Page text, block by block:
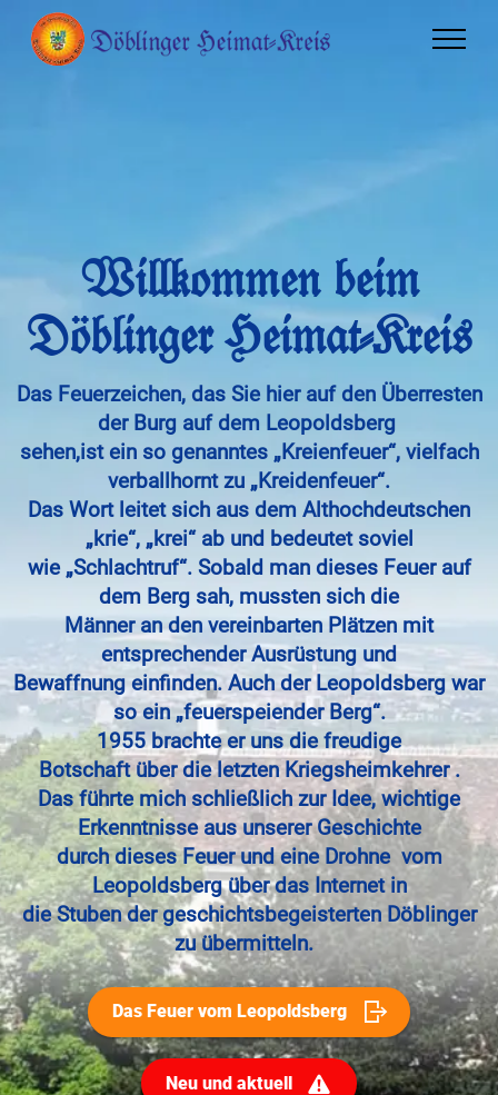
Willkommen beim
DöblingerHeimat-Kreis
Das Feuerzeichen, das Sie hier auf den Überresten
der Burg auf dem Leopoldsberg
sehen,ist ein so genanntes „Kreienfeuer“, vielfach
verballhornt zu „Kreidenfeuer“.
Das Wort leitet sich aus dem Althochdeutschen
„krie“, „krei“ ab und bedeutet soviel
wie „Schlachtruf“. Sobald man dieses Feuer auf
dem Berg sah, mussten sich die
Männer an den vereinbarten Plätzen mit
entsprechender Ausrüstung und
Bewaffnung einfinden. Auch der Leopoldsberg war
so ein „feuerspeiender Berg“.
1955 brachte er uns die freudige
Botschaftüberdie letzten Kriegsheimkehrer .
Das führte mich schließlich zur Idee, wichtige
Erkenntnisse aus unserer Geschichte
durch dieses Feuer und eine Drohne vom
Leopoldsberg über das Internet in
die Stuben der geschichtsbegeisterten Döblinger
zu übermitteln.
Das Feuer vom Leopoldsberg
Neu und aktuell